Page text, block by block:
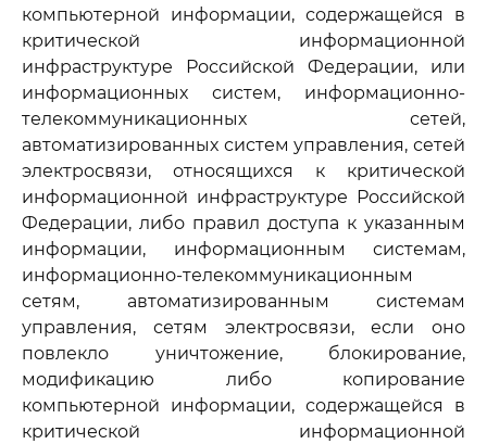
компьютерной информации, содержащейся в
критической информационной
инфраструктуре Российской Федерации, или
информационных систем, информационно-
телекоммуникационных сетей,
автоматизированных систем управления, сетей
электросвязи, относящихся к критической
информационной инфраструктуре Российской
Федерации, либо правил доступа к указанным
информации, информационным системам,
информационно-телекоммуникационным
сетям, автоматизированным системам
управления, сетям электросвязи, если оно
повлекло уничтожение, блокирование,
модификацию либо копирование
компьютерной информации, содержащейся в
критической информационной